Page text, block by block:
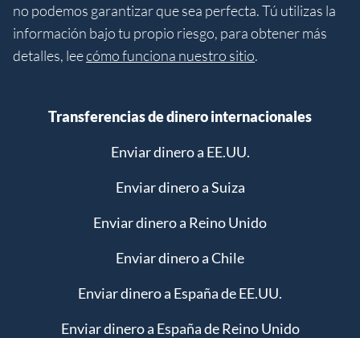
no podemos garantizar que sea perfecta. Tú utilizas la
información bajo tu propio riesgo, para obtener más
detalles, leecómo funciona nuestro sitio.
Transferencias de dinero internacionales
Enviar dinero a EE.UU.
Enviar dinero a Suiza
Enviar dinero a Reino Unido
Enviar dinero a Chile
Enviar dinero a España de EE.UU.
Enviar dinero a España de Reino Unido